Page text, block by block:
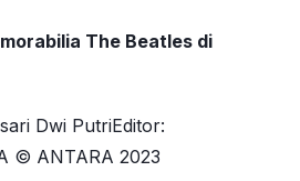
The Beatles di
Dwi PutriEditor:
© ANTARA 2023